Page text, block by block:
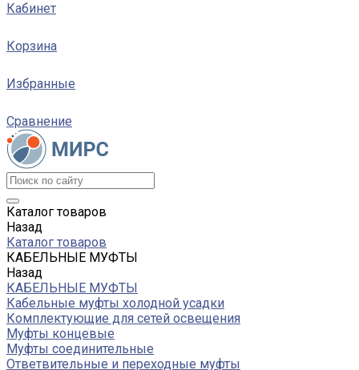
Кабинет
Корзина
Избранные
Сравнение
Каталог товаров
Назад
Каталог товаров
КАБЕЛЬНЫЕ МУФТЫ
Назад
КАБЕЛЬНЫЕ МУФТЫ
Кабельные муфты холодной усадки
Комплектующие для сетей освещения
Муфты концевые
Муфты соединительные
Ответвительные и переходные муфты